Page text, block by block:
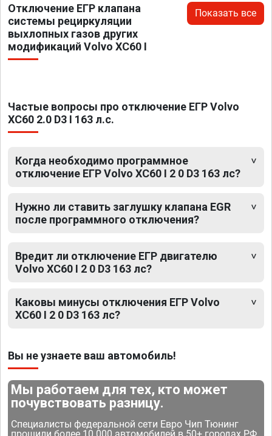
Отключение ЕГР клапана
системы рециркуляции
выхлопных газов других
модификаций Volvo XC60 I
Показать все
Частые вопросы про отключение ЕГР Volvo
XC60 2.0 D3 I 163 л.с.
Когда необходимо программное
отключение ЕГР Volvo XC60 I 2 0 D3 163 лс?
Нужно ли ставить заглушку клапана EGR
после программного отключения?
Вредит ли отключение ЕГР двигателю
Volvo XC60 I 2 0 D3 163 лс?
Каковы минусы отключения ЕГР Volvo
XC60 I 2 0 D3 163 лс?
Вы не узнаете ваш автомобиль!
Мы работаем для тех, кто может
почувствовать разницу.
Специалисты федеральной сети Евро Чип Тюнинг
прошили более 10 000 автомобилей в 50+ городах РФ